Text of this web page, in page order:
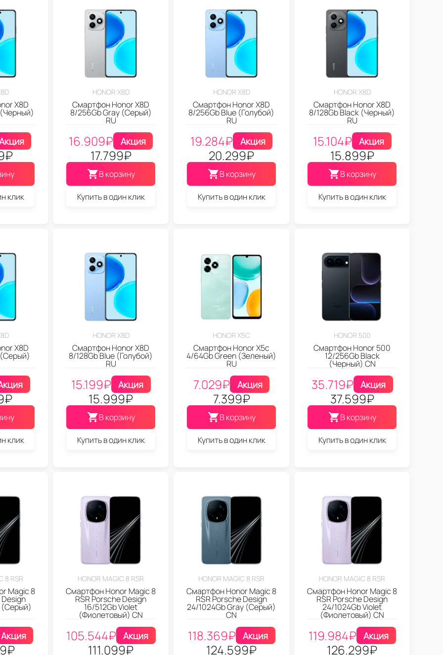
X8D
₽
клик
HONOR X8D
Смартфон Honor X8D
8/256Gb Gray (Серый)
RU
16.909₽ Акция
17.799₽
В корзину
Купить в один клик
HONOR X8D
Смартфон Honor X8D
8/256Gb Blue (Голубой)
RU
19.284₽ Акция
20.299₽
В корзину
Купить в один клик
HONOR X8D
Смартфон Honor X8D
8/128Gb Black (Черный)
RU
15.104₽ Акция
15.899₽
В корзину
Купить в один клик
X8D
₽
клик
HONOR X8D
Смартфон Honor X8D
8/128Gb Blue (Голубой)
RU
15.199₽ Акция
15.999₽
В корзину
Купить в один клик
HONOR X5C
Смартфон Honor X5c
4/64Gb Green (Зеленый)
RU
7.029₽ Акция
7.399₽
В корзину
Купить в один клик
HONOR 500
Смартфон Honor 500
12/256Gb Black
(Черный) CN
35.719₽ Акция
37.599₽
В корзину
Купить в один клик
8 RSR
Magic 8
Design
(Серый)
Акция
₽
HONOR MAGIC 8 RSR
Смартфон Honor Magic 8
RSR Porsche Design
16/512Gb Violet
(Фиолетовый) CN
105.544₽ Акция
111.099₽
HONOR MAGIC 8 RSR
Смартфон Honor Magic 8
RSR Porsche Design
24/1024Gb Gray (Серый)
CN
118.369₽ Акция
124.599₽
HONOR MAGIC 8 RSR
Смартфон Honor Magic 8
RSR Porsche Design
24/1024Gb Violet
(Фиолетовый) CN
119.984₽ Акция
126.299₽